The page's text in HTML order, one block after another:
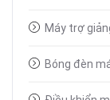
Máy trợ
Bóng đèn